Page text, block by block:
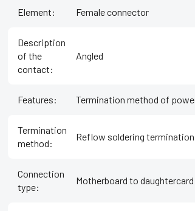
Element: Female connector
Description
of the
contact:
Angled
Features: Termination method of
Termination
method:
Reflow soldering termination
Connection
type:
Motherboard to